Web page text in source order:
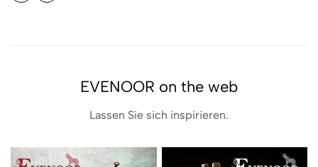
EVENOOR on the web
Lassen Sie sich inspirieren.